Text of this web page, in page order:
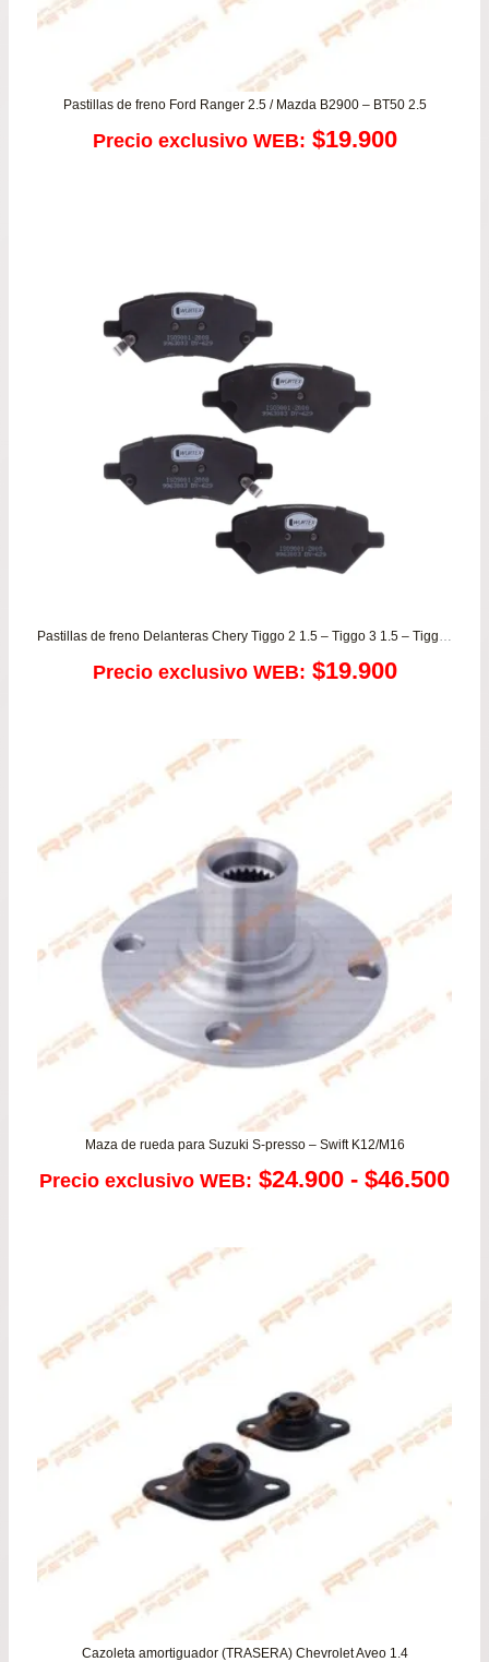
Pastillas de freno Ford Ranger 2.5 / Mazda B2900 – BT50 2.5
Precio exclusivo WEB: $19.900
Precio exclusivo WEB: $19.900
Maza de rueda para Suzuki S-presso – Swift K12/M16
Precio exclusivo WEB: $24.900 - $46.500
Cazoleta amortiguador (TRASERA) Chevrolet Aveo 1.4